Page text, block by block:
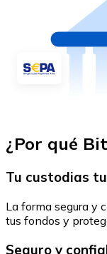
¿Por qué
Tu custodias
La forma segura y
tus fondos y
Seguro y